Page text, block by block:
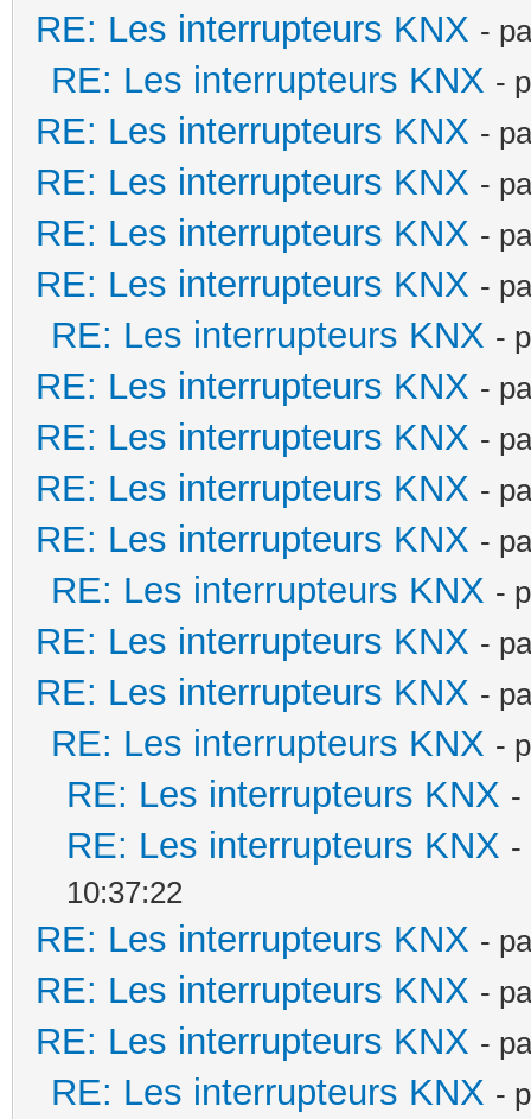
RE: Les interrupteurs KNX -
RE: Les interrupteurs KNX -
RE: Les interrupteurs KNX -
RE: Les interrupteurs KNX -
RE: Les interrupteurs KNX -
RE: Les interrupteurs KNX -
RE: Les interrupteurs KNX -
RE: Les interrupteurs KNX -
RE: Les interrupteurs KNX -
RE: Les interrupteurs KNX -
RE: Les interrupteurs KNX -
RE: Les interrupteurs KNX -
RE: Les interrupteurs KNX -
RE: Les interrupteurs KNX -
RE: Les interrupteurs KNX -
RE: Les interrupteurs KNX -
RE: Les interrupteurs KNX -
10:37:22
RE: Les interrupteurs KNX -
RE: Les interrupteurs KNX -
RE: Les interrupteurs KNX -
RE: Les interrupteurs KNX -